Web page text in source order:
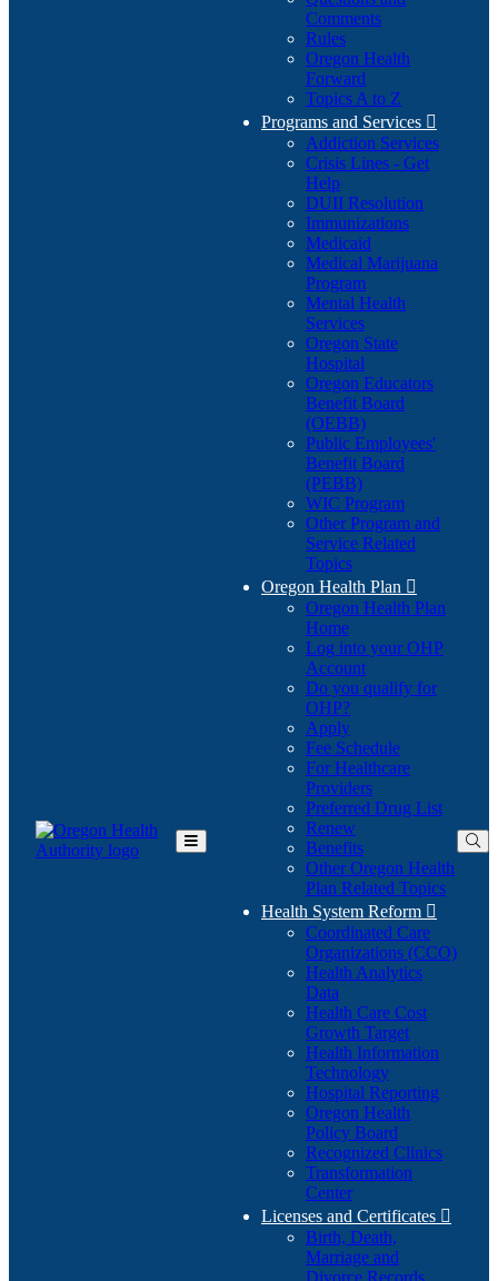
Toggle
Comments
Rules
Oregon Health
Forward
Topics A to Z
Programs and Services 
Addiction Services
Crisis Lines - Get
Help
DUII Resolution
Immunizations
Medicaid
Medical Marijuana
Program
Mental Health
Services
Oregon State
Hospital
Oregon Educators
Benefit Board
(OEBB)
Public Employees'
Benefit Board
(PEBB)
WIC Program
Other Program and
Service Related
Topics
Oregon Health Plan 
Oregon Health Plan
Home
Log into your OHP
Account(Opens
in
Do you qualify for
OHP?(Opens
in
new
window)
Apply
Fee Schedule
For Healthcare
Providers
Preferred Drug List
Renew
Benefits
Other Oregon Health
Plan Related Topics
Health System Reform 
Coordinated Care
Organizations (CCO)
Health Analytics
Data
Health Care Cost
Growth Target
Health Information
Technology
Hospital Reporting
Oregon Health
Policy Board
Recognized Clinics
Transformation
Center
Licenses and Certificates 
Birth, Death,
Marriage and
Divorce Records